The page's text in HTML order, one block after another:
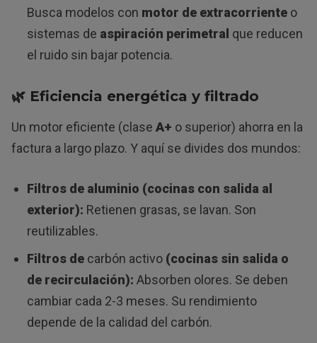
Busca modelos con motor de extracorrienteo
sistemas de aspiración perimetral que reducen
el ruido sin bajar potencia.
🌿 Eficiencia energética y filtrado
Un motor eficiente (clase A+ o superior) ahorra en la
factura a largo plazo. Y aquí se divides dos mundos:
Filtros de aluminio (cocinas con salida al
exterior): Retienen grasas, se lavan. Son
reutilizables.
Filtros de carbón activo(cocinas sin salida o
de recirculación): Absorben olores. Se deben
cambiar cada 2-3 meses. Su rendimiento
depende de la calidad del carbón.